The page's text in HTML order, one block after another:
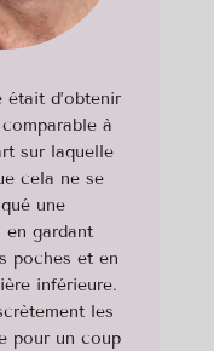
d’obtenir
à
sur laquelle
cela ne se
une
en gardant
poches et en
inférieure.
les
pour un coup